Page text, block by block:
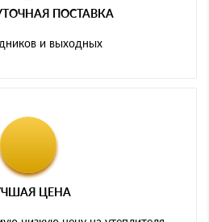
ПОСТАВКА
и выходных
ЦЕНА